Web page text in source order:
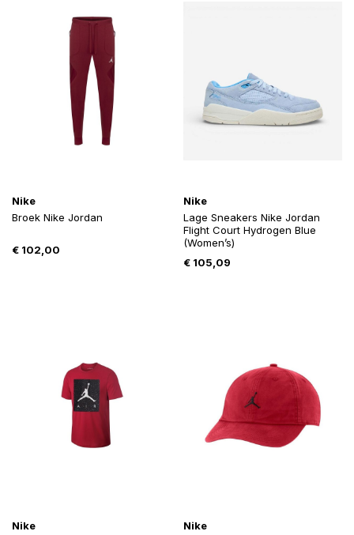
Nike
Broek Nike Jordan
€ 102,00
Nike
Lage Sneakers Nike Jordan
Flight Court Hydrogen Blue
(Women’s)
€105,09
Nike
Nike